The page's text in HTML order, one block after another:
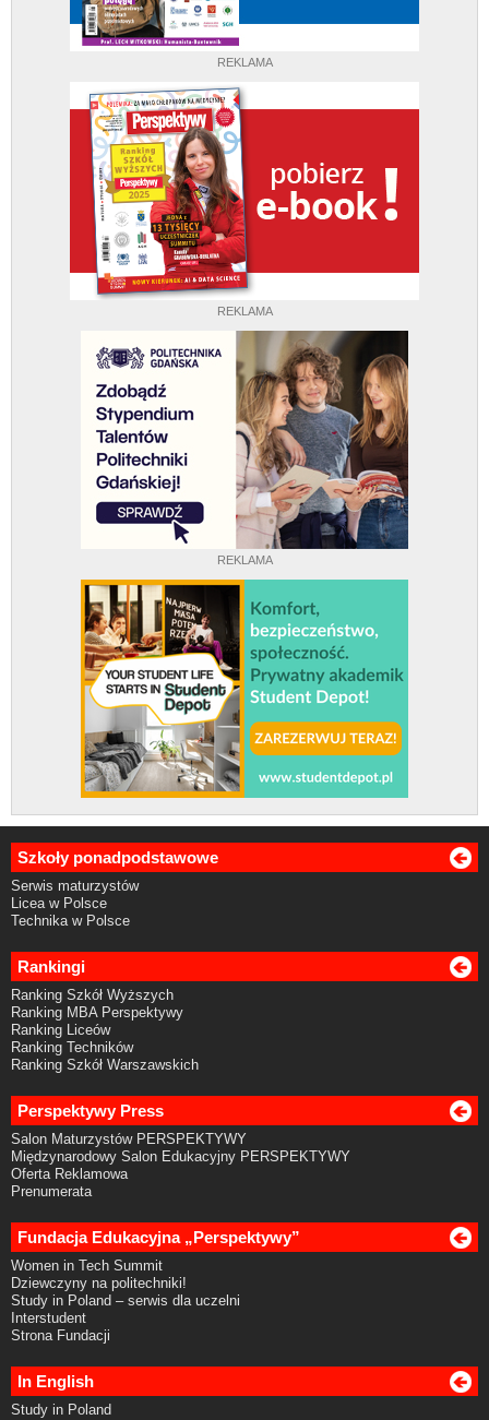
REKLAMA
REKLAMA
REKLAMA
Szkoły ponadpodstawowe
Serwis maturzystów
Licea w Polsce
Technika w Polsce
Rankingi
Ranking Szkół Wyższych
Ranking MBA Perspektywy
Ranking Liceów
Ranking Techników
Ranking Szkół Warszawskich
Perspektywy Press
Salon Maturzystów PERSPEKTYWY
Międzynarodowy Salon Edukacyjny PERSPEKTYWY
Oferta Reklamowa
Prenumerata
Fundacja Edukacyjna „Perspektywy”
Women in Tech Summit
Dziewczyny na politechniki!
Study in Poland – serwis dla uczelni
Interstudent
Strona Fundacji
In English
Study in Poland